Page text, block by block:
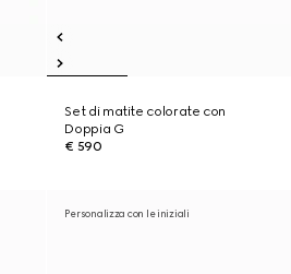
Set di matite colorate con
Doppia G
€ 590
Personalizza con le iniziali